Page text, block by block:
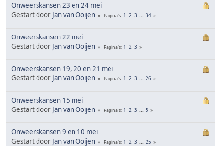
Onweerskansen 23 en 24 mei
Gestart door Jan van Ooijen Pagina's 1 2 3 ... 34
Onweerskansen 22 mei
Gestart door Jan van Ooijen Pagina's 1 2 3
Onweerskansen 19, 20 en 21 mei
Gestart door Jan van Ooijen Pagina's 1 2 3 ... 26
Onweerskansen 15 mei
Gestart door Jan van Ooijen Pagina's 1 2 3 ... 5
Onweerskansen 9 en 10 mei
Gestart door Jan van Ooijen Pagina's 1 2 3 ... 25